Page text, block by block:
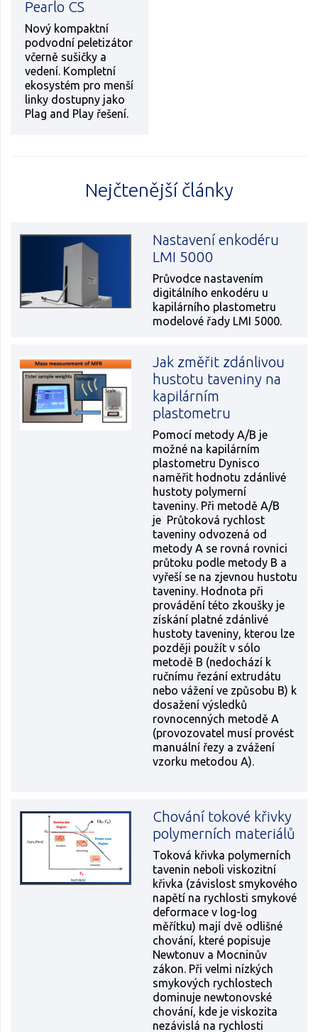
Pearlo CS
Nový kompaktní
podvodní peletizátor
včerně sušičky a
vedení. Kompletní
ekosystém pro menší
linky dostupny jako
Plag and Play řešení.
Nejčtenější články
Nastavení enkodéru
LMI 5000
Průvodce nastavením
digitálního enkodéru u
kapilárního plastometru
modelové řady LMI 5000.
Jak změřit zdánlivou
hustotu taveniny na
kapilárním
plastometru
Pomocí metody A/B je
možné na kapilárním
plastometru Dynisco
naměřit hodnotu zdánlivé
hustoty polymerní
taveniny. Při metodě A/B
je Průtoková rychlost
taveniny odvozená od
metody A se rovná rovnici
průtoku podle metody B a
vyřeší se na zjevnou hustotu
taveniny. Hodnota při
provádění této zkoušky je
získání platné zdánlivé
hustoty taveniny, kterou lze
později použít v sólo
metodě B (nedochází k
ručnímu řezání extrudátu
nebo vážení ve způsobu B) k
dosažení výsledků
rovnocenných metodě A
(provozovatel musí provést
manuální řezy a zvážení
vzorku metodou A).
Chování tokové křivky
polymerních materiálů
Toková křivka polymerních
tavenin neboli viskozitní
křivka (závislost smykového
napětí na rychlosti smykové
deformace v log-log
měřítku) mají dvě odlišné
chování, které popisuje
Newtonuv a Mocninův
zákon. Při velmi nízkých
smykových rychlostech
dominuje newtonovské
chování, kde je viskozita
nezávislá na rychlosti